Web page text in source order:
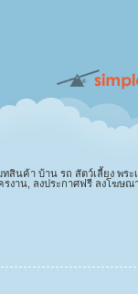
ค้า บ้าน รถ สัตว์เลี้ยง พระเ
รงาน, ลงประกาศฟรี ลงโฆษ